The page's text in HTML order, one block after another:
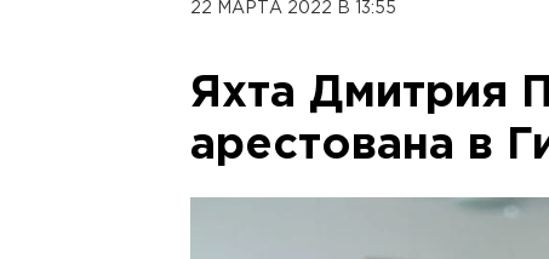
22 МАРТА 2022 В 13:55
Яхта Дмитрия
арестована в